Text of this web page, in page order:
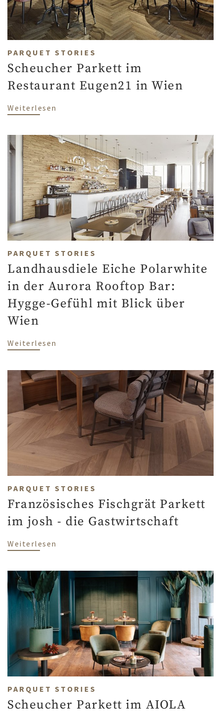
PARQUET STORIES
Scheucher Parkett im
Restaurant Eugen21 in Wien
Weiterlesen
PARQUET STORIES
Landhausdiele Eiche Polarwhite
in der Aurora Rooftop Bar:
Hygge-Gefühl mit Blick über
Wien
Weiterlesen
PARQUET STORIES
Französisches Fischgrät Parkett
im josh - die Gastwirtschaft
Weiterlesen
PARQUET STORIES
Scheucher Parkett im AIOLA